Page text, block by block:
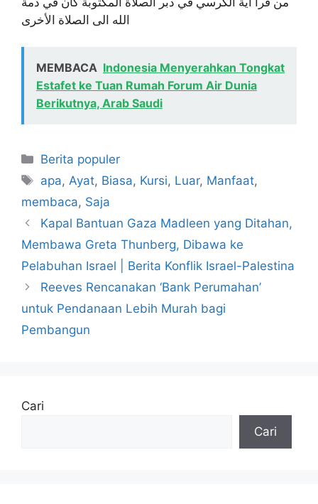
الله الى الصلاة الأخرى
MEMBACA Indonesia Menyerahkan Tongkat
Estafet ke Tuan Rumah Forum Air Dunia
Berikutnya, Arab Saudi
Kategori
Berita populer
Tag
apa, Ayat, Biasa, Kursi, Luar, Manfaat,
membaca, Saja
Kapal Bantuan Gaza Madleen yang Ditahan,
Membawa Greta Thunberg, Dibawa ke
Pelabuhan Israel | Berita Konflik Israel-Palestina
Reeves Rencanakan ‘Bank Perumahan’
untuk Pendanaan Lebih Murah bagi
Pembangun
Cari
Cari